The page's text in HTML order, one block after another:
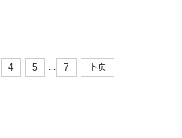
4 5 ... 7 下页